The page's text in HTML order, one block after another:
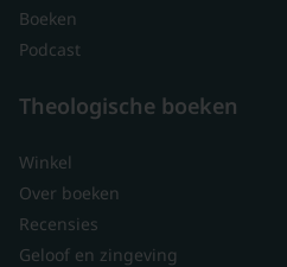
Boeken
Podcast
Theologische boeken
Winkel
Over boeken
Recensies
Geloof en zingeving